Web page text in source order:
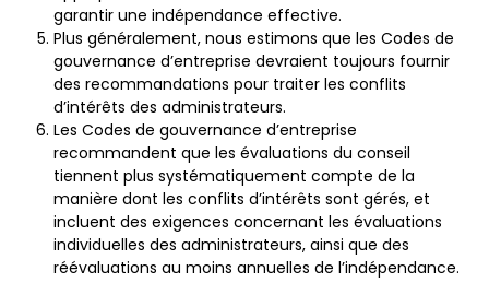
garantir une indépendance effective.
Plus généralement, nous estimons que les Codes de
gouvernance d’entreprise devraient toujours fournir
des recommandations pour traiter les conflits
d’intérêts des administrateurs.
Les Codes de gouvernance d’entreprise
recommandent que les évaluations du conseil
tiennent plus systématiquement compte de la
manière dont les conflits d’intérêts sont gérés, et
incluent des exigences concernant les évaluations
individuelles des administrateurs, ainsi que des
réévaluations au moins annuelles de l’indépendance.